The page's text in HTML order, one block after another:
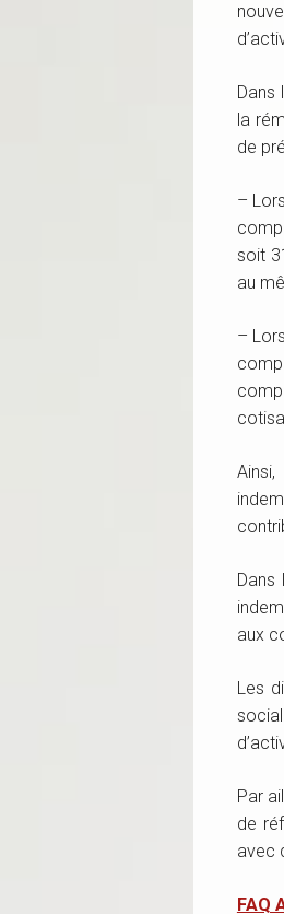
Dans
la
de
–
soit
au
–
Dans
aux
Les
Par
de
avec
FAQ